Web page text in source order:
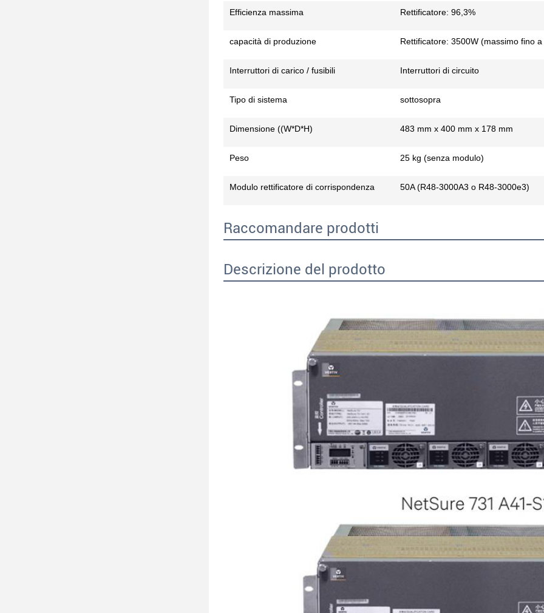
Efficienza massima Rettificatore: 96,3%
capacità di produzione Rettificatore: 3500W (massimo fino
Interruttori di carico / fusibili Interruttori di circuito
Tipo di sistema sottosopra
Dimensione ((W*D*H) 483 mm x 400 mm x 178 mm
Peso 25 kg (senza modulo)
Modulo rettificatore di corrispondenza 50A (R48-3000A3 o R48-3000e3)
Raccomandare prodotti
Descrizione del prodotto